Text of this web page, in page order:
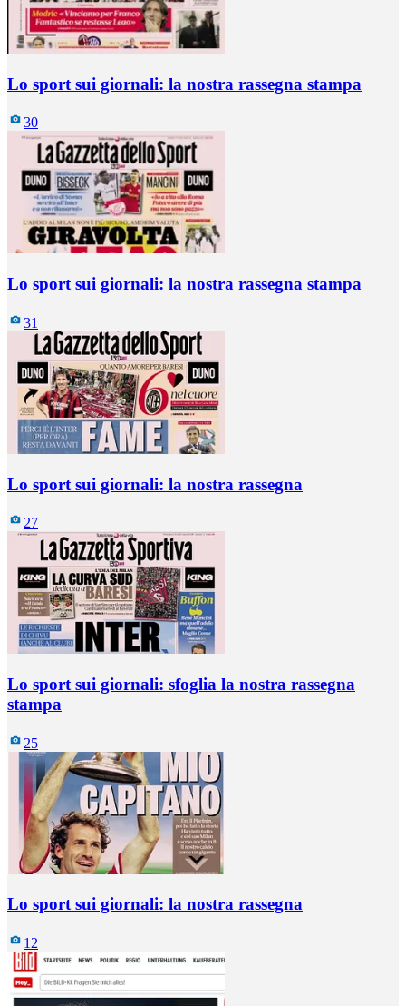
Lo sport sui giornali: la nostra rassegna stampa
30
Lo sport sui giornali: la nostra rassegna stampa
31
Lo sport sui giornali: la nostra rassegna
27
Lo sport sui giornali: sfoglia la nostra rassegna
stampa
25
Lo sport sui giornali: la nostra rassegna
12